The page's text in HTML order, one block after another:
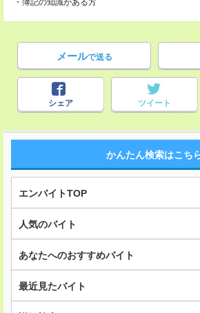
・簿記の知識がある方
メールで送る
シェア ツイート
かんたん検索はこち
エンバイトTOP
人気のバイト
あなたへのおすすめバイト
最近見たバイト